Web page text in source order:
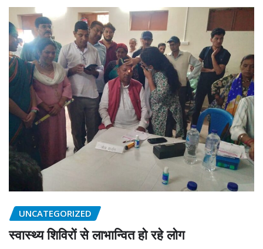
UNCATEGORIZED
स्वास्थ्य शिविरों से लाभान्वित हो रहे लोग